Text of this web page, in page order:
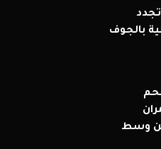
بالجوف
وسط